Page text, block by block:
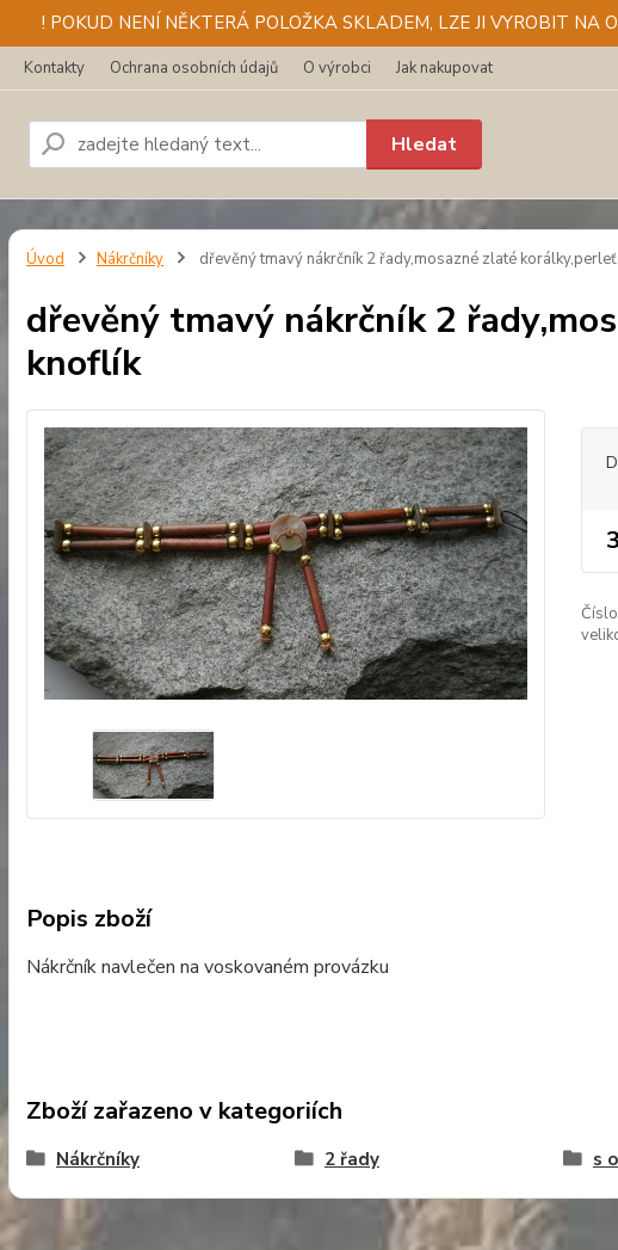
! POKUD NENÍ NĚKTERÁ POLOŽKA SKLADEM, LZE JI VYROBIT NA
Kontakty Ochrana osobních údajů O výrobci Jak nakupovat
Hledat
Úvod Nákrčníky dřevěný tmavý nákrčník 2 řady,mosazné zlaté
dřevěný tmavý nákrčník 2
knoflík
Popis zboží
Nákrčník navlečen na voskovaném provázku
Zboží zařazeno v kategoriích
Nákrčníky 2 řady s